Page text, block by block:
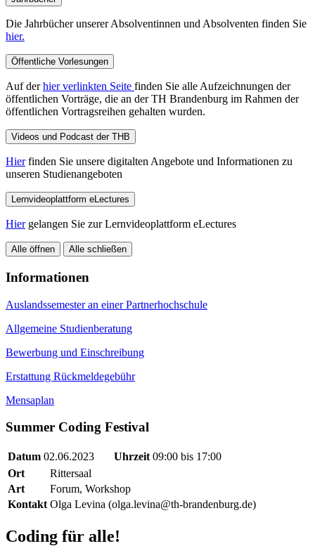
Die Jahrbücher unserer Absolventinnen und Absolventen finden Sie
hier.
Öffentliche Vorlesungen
Auf derhier verlinkten Seite finden Sie alle Aufzeichnungen der
öffentlichen Vorträge, die an der TH Brandenburg im Rahmen der
öffentlichen Vortragsreihen gehalten wurden.
Videos und Podcast der THB
Hierfinden Sie unsere digitalten Angebote und Informationen zu
unseren Studienangeboten
Lernvideoplattform eLectures
Hiergelangen Sie zur Lernvideoplattform eLectures
Alle öffnen Alle schließen
Informationen
Auslandssemester an einer Partnerhochschule
Allgemeine Studienberatung
Bewerbung und Einschreibung
Erstattung Rückmeldegebühr
Mensaplan
Summer Coding Festival
Datum 02.06.2023 Uhrzeit 09:00 bis 17:00
Ort
Rittersaal
Art
Forum, Workshop
Kontakt Olga Levina (olga.levina@th-brandenburg.de)
Coding für alle!